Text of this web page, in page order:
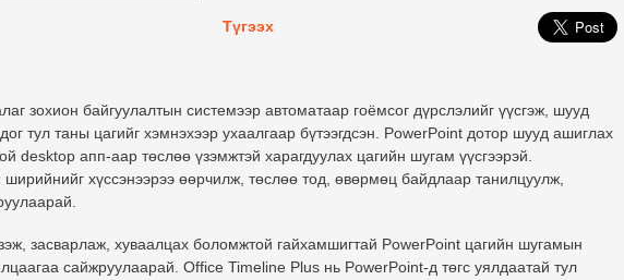
Түгээх
зохион байгуулалтын системээр автоматаар гоёмсог дүрслэлийг үүсгэж, шууд
тул таны цагийг хэмнэхээр ухаалгаар бүтээгдсэн. PowerPoint дотор шууд ашиглах
desktop апп-аар төслөө үзэмжтэй харагдуулах цагийн шугам үүсгээрэй.
хүссэнээрээ өөрчилж, төслөө тод, өвөрмөц байдлаар танилцуулж,
засварлаж, хуваалцах боломжтой гайхамшигтай PowerPoint цагийн шугамын
сайжруулаарай. Office Timeline Plus нь PowerPoint-д төгс уялдаатай тул